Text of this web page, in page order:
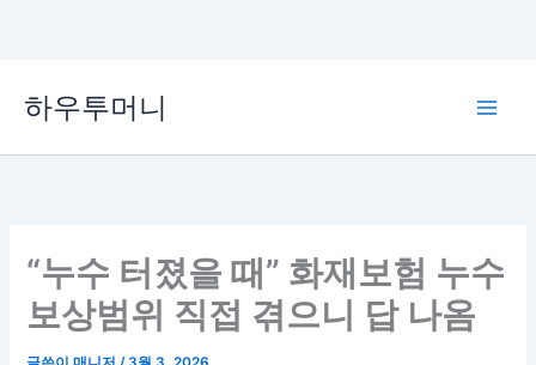
로
하우투머니
“누수 터졌을 때” 화재보험 누수
보상범위 직접 겪으니 답 나옴